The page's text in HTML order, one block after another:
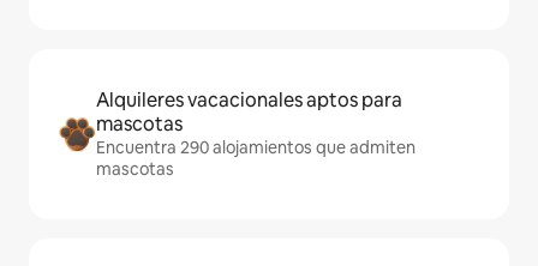
Alquileres vacacionales aptos para
mascotas
Encuentra 290 alojamientos que admiten
mascotas